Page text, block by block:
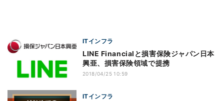
ITインフラ
LINE Financialと損害保険ジャパン日本
興亜、損害保険領域で提携
2018/04/25 10:59
ITインフラ